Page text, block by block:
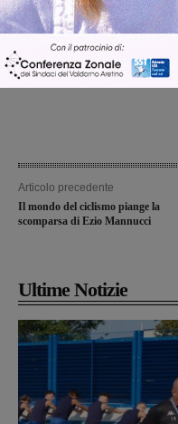
Continuano le
Prefettura: “In
il 112”
Articolo precedente
Il mondo del ciclismo piange la
scomparsa di Ezio Mannucci
Ultime Notizie